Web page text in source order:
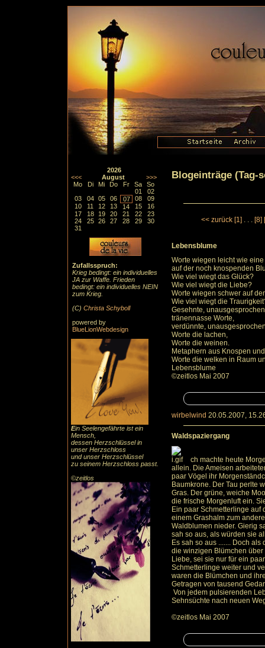
2026
<<<
August
>>>
Mo
Di Mi Do Fr Sa
So
01
02
03
04 05 06 07 08
09
10
11 12 13 14 15
16
17
18 19 20 21 22
23
24
25 26 27 28 29
30
31
Zufallsspruch:
Krieg bedingt: ein individuelles
JA zur Waffe. Frieden
bedingt: ein individuelles NEIN
zum Krieg.
(C) Christa Schyboll
powered by
BlueLionWebdesign
Ein Seelengefährte ist ein
Mensch,
dessen Herzschlüssel in
unser Herzschloss
und unser Herzschlüssel
zu seinem Herzschloss passt.
©zeitlos
Blogeinträge (Tag-
<< zurück [1] . . . [8]
Lebensblume
Worte wiegen leicht wie
auf der noch knospenden
Wie viel wiegt das Glück?
Wie viel wiegt die Liebe?
Worte wiegen schwer auf
Wie viel wiegt die
Gesehnte,
tränennasse Worte,
verdünnte,
Worte die lachen,
Worte die weinen.
Metaphern aus Knospen
Worte die welken in Raum
Lebensblume
©zeitlos Mai 2007
wirbelwind 20.05.2007,
Waldspaziergang
ch machte heute
allein. Die Ameisen
paar Vögel ihr
Baumkrone. Der Tau perlte
Gras. Der grüne, weiche
die frische Morgenluft ein.
Ein paar Schmetterlinge
einem Grashalm zum
Waldblumen nieder. Gierig
sah so aus, als würden sie
Es sah so aus ....... Doch
die winzigen Blümchen
Liebe, sei sie nur für ein
Schmetterlinge weiter und
waren die Blümchen und
Getragen von tausend
Von jedem pulsierenden
Sehnsüchte nach neuen
©zeitlos Mai 2007